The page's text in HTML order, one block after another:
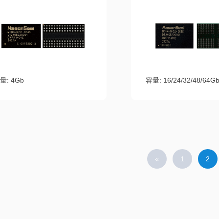
: 4Gb 容量: 16/24/32/48/64Gb
« 1 2